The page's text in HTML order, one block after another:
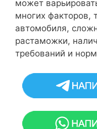
может
многих факторов,
автомобиля,
растаможки,
требований и